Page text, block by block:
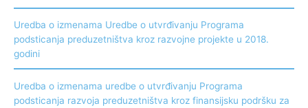
Uredba o izmenama Uredbe o utvrđivanju Programa
podsticanja preduzetništva kroz razvojne projekte u 2018.
godini
Uredba o izmenama uredbe o utvrđivanju Programa
podsticanja razvoja preduzetništva kroz finansijsku podršku za